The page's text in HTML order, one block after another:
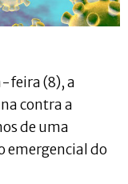
feira (8), a
contra a
de uma
emergencial do